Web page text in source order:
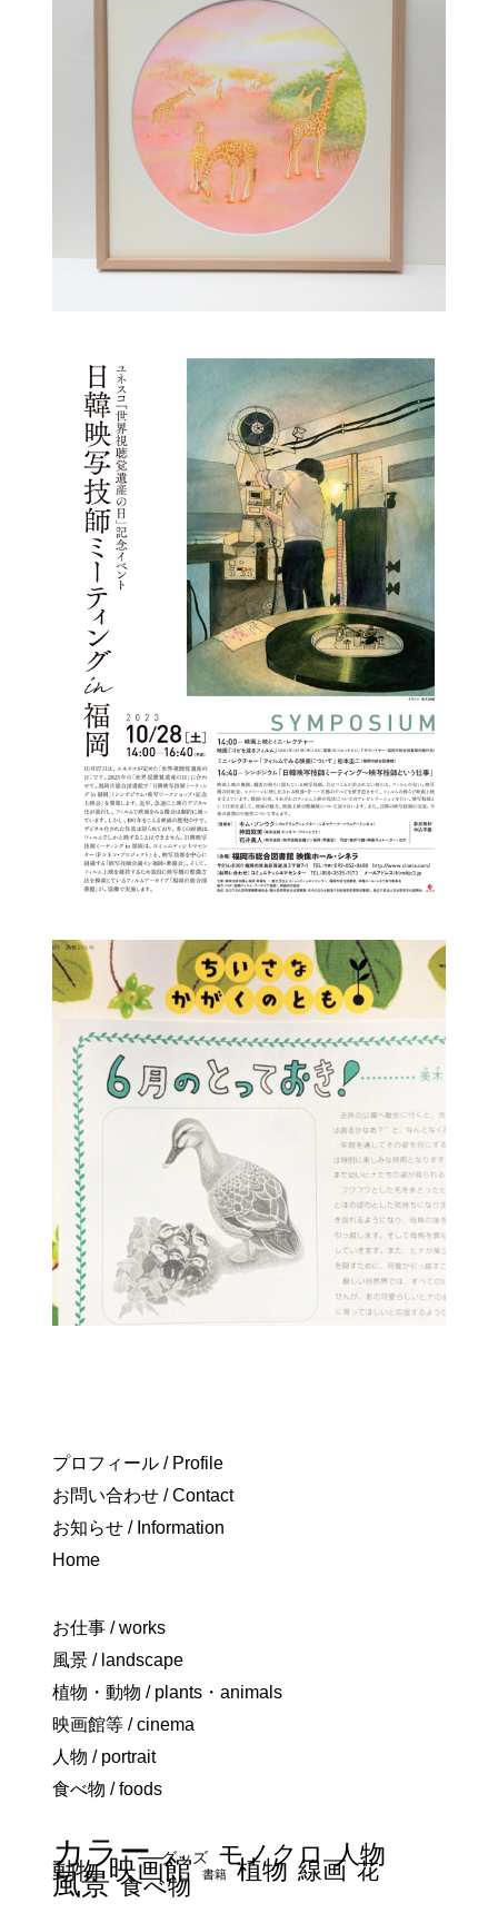
プロフィール / Profile
お問い合わせ / Contact
お知らせ / Information
Home
お仕事 / works
風景 / landscape
植物・動物 / plants・animals
映画館等 / cinema
人物 / portrait
食べ物 / foods
カラー グッズ モノクロ 人物
動物 映画館 書籍 植物 線画 花
風景 食べ物